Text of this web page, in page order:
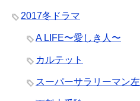
2017冬ドラマ
A LIFE〜愛しき人〜
カルテット
スーパーサラリーマン